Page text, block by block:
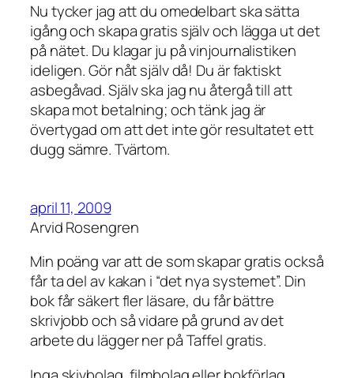
Nu tycker jag att du omedelbart ska sätta
igång och skapa gratis själv och lägga ut det
på nätet. Du klagar ju på vinjournalistiken
ideligen. Gör nåt själv då! Du är faktiskt
asbegåvad. Själv ska jag nu återgå till att
skapa mot betalning; och tänk jag är
övertygad om att det inte gör resultatet ett
dugg sämre. Tvärtom.
april 11, 2009
Arvid Rosengren
Min poäng var att de som skapar gratis också
får ta del av kakan i “det nya systemet”. Din
bok får säkert fler läsare, du får bättre
skrivjobb och så vidare på grund av det
arbete du lägger ner på Taffel gratis.